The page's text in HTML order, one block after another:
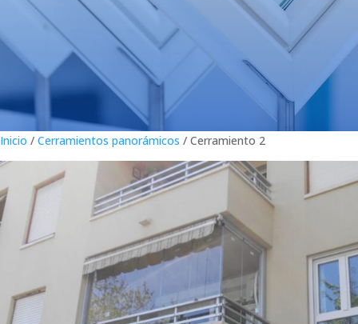
Inicio / Cerramientos panorámicos / Cerramiento 2